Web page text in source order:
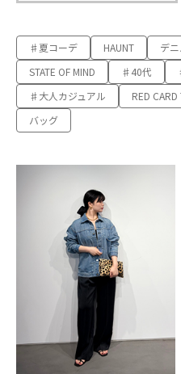
♯夏コーデ HAUNT デ
STATE OF MIND
♯40代
♯大人カジュアル
RED CARD
バッグ